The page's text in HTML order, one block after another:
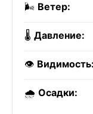
🌬️ Ветер:
🌡️ Давление:
👁️ Видимость:
🌧️ Осадки: